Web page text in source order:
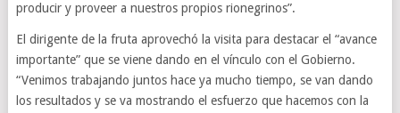
producir y proveer a nuestros propios rionegrinos”.
El dirigente de la fruta aprovechó la visita para destacar el “avance
importante” que se viene dando en el vínculo con el Gobierno.
“Venimos trabajando juntos hace ya mucho tiempo, se van dando
los resultados y se va mostrando el esfuerzo que hacemos con la